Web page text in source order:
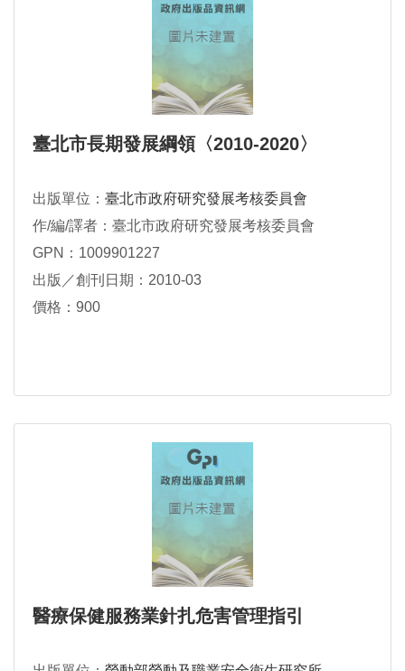
臺北市長期發展綱領〈2010-2020〉
出版單位： 臺北市政府研究發展考核委員會
作/編/譯者：臺北市政府研究發展考核委員會
GPN：1009901227
出版／創刊日期：2010-03
價格：900
醫療保健服務業針扎危害管理指引